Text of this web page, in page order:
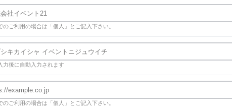
のご利用の場合は「個人」とご記入下さい。
力後に自動入力されます
のご利用の場合は「個人」とご記入下さい。